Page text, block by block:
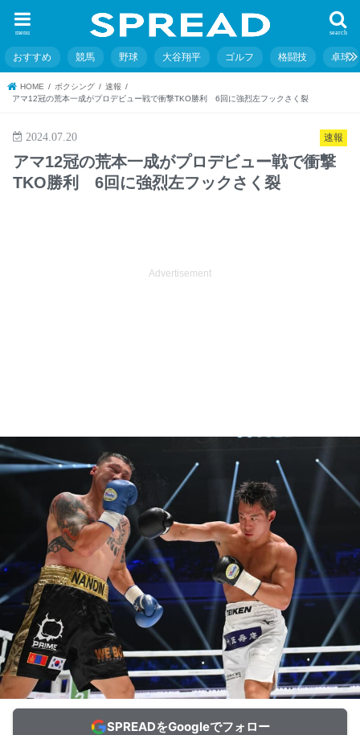
search
menu
おすすめ 競馬 野球 大谷翔平 ゴルフ 格闘技 卓球
HOME ボクシング
速報
アマ12冠の荒本一成がプロデビュー戦で衝撃TKO勝利 6回に強烈左フックさく裂
速報
2024.07.20
アマ12冠の荒本一成がプロデビュー戦で衝撃
TKO勝利 6回に強烈左フックさく裂
Advertisement
SPREADをGoogleでフォロー